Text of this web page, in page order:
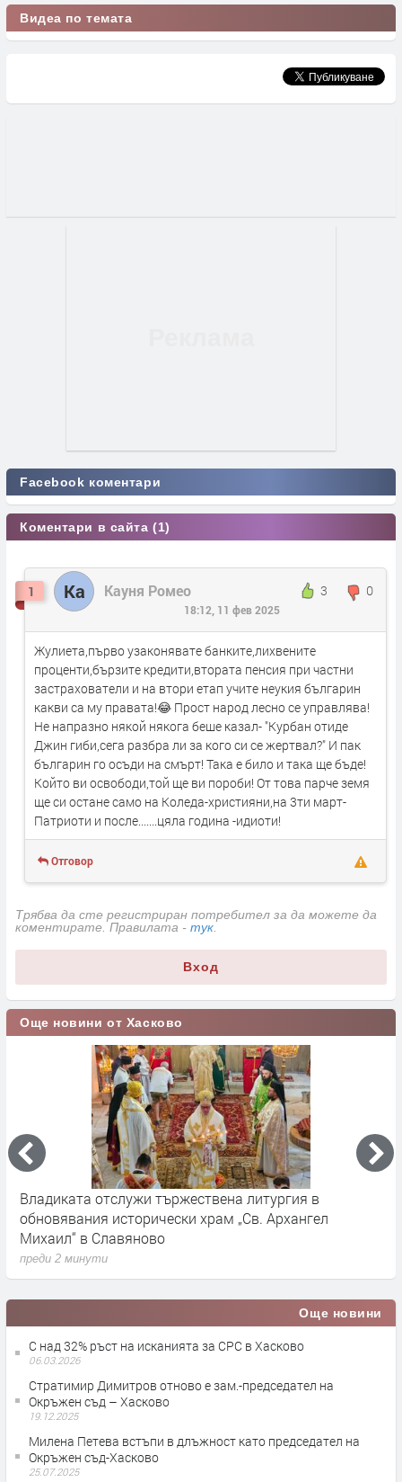
Видеа по темата
Facebook коментари
Коментари в сайта (1)
1 Ка Кауня Ромео 3 0
18:12, 11 фев 2025
Жулиета,първо узаконявате банките,лихвените
проценти,бързите кредити,втората пенсия при частни
застрахователи и на втори етап учите неукия българин
какви са му правата!😂 Прост народ лесно се управлява!
Не напразно някой някога беше казал- "Курбан отиде
Джин гиби,сега разбра ли за кого си се жертвал?" И пак
българин го осъди на смърт! Така е било и така ще бъде!
Който ви освободи,той ще ви пороби! От това парче земя
ще си остане само на Коледа-християни,на 3ти март-
Патриоти и после.......цяла година -идиоти!
Отговор
Трябва да сте регистриран потребител за да можете да
коментирате. Правилата - тук.
Вход
Още новини от Хасково
Владиката отслужи тържествена литургия в
обновявания исторически храм „Св. Архангел
Михаил“ в Славяново
преди 2 минути
Още новини
С над 32% ръст на исканията за СРС в Хасково
06.03.2026
Стратимир Димитров отново е зам.-председател на
Окръжен съд – Хасково
19.12.2025
Милена Петева встъпи в длъжност като председател на
Окръжен съд-Хасково
25.07.2025